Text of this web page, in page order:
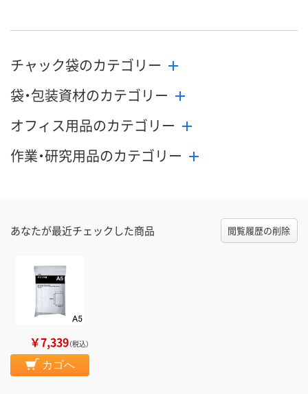
チャック袋のカテゴリー
袋・包装資材のカテゴリー
オフィス用品のカテゴリー
作業・研究用品のカテゴリー
あなたが最近チェックした商品 閲覧履歴の削除
￥7,339（税込）
カゴへ